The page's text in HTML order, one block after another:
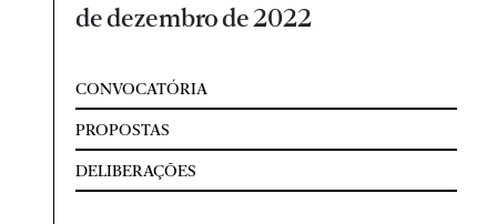
de dezembro de 2022
CONVOCATÓRIA
PROPOSTAS
DELIBERAÇÕES